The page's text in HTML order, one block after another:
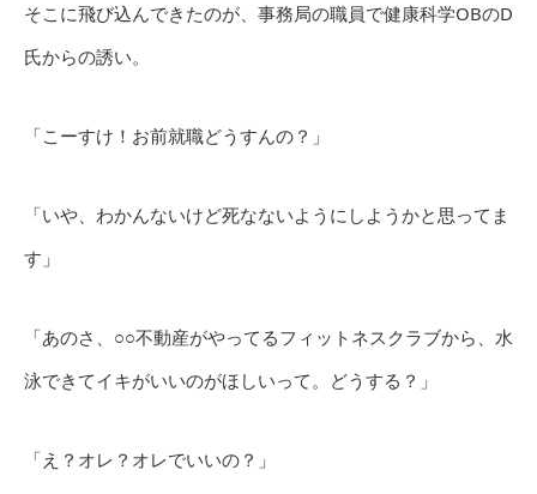
そこに飛び込んできたのが、事務局の職員で健康科学OBのD
氏からの誘い。
「こーすけ！お前就職どうすんの？」
「いや、わかんないけど死なないようにしようかと思ってま
す」
「あのさ、○○不動産がやってるフィットネスクラブから、水
泳できてイキがいいのがほしいって。どうする？」
「え？オレ？オレでいいの？」